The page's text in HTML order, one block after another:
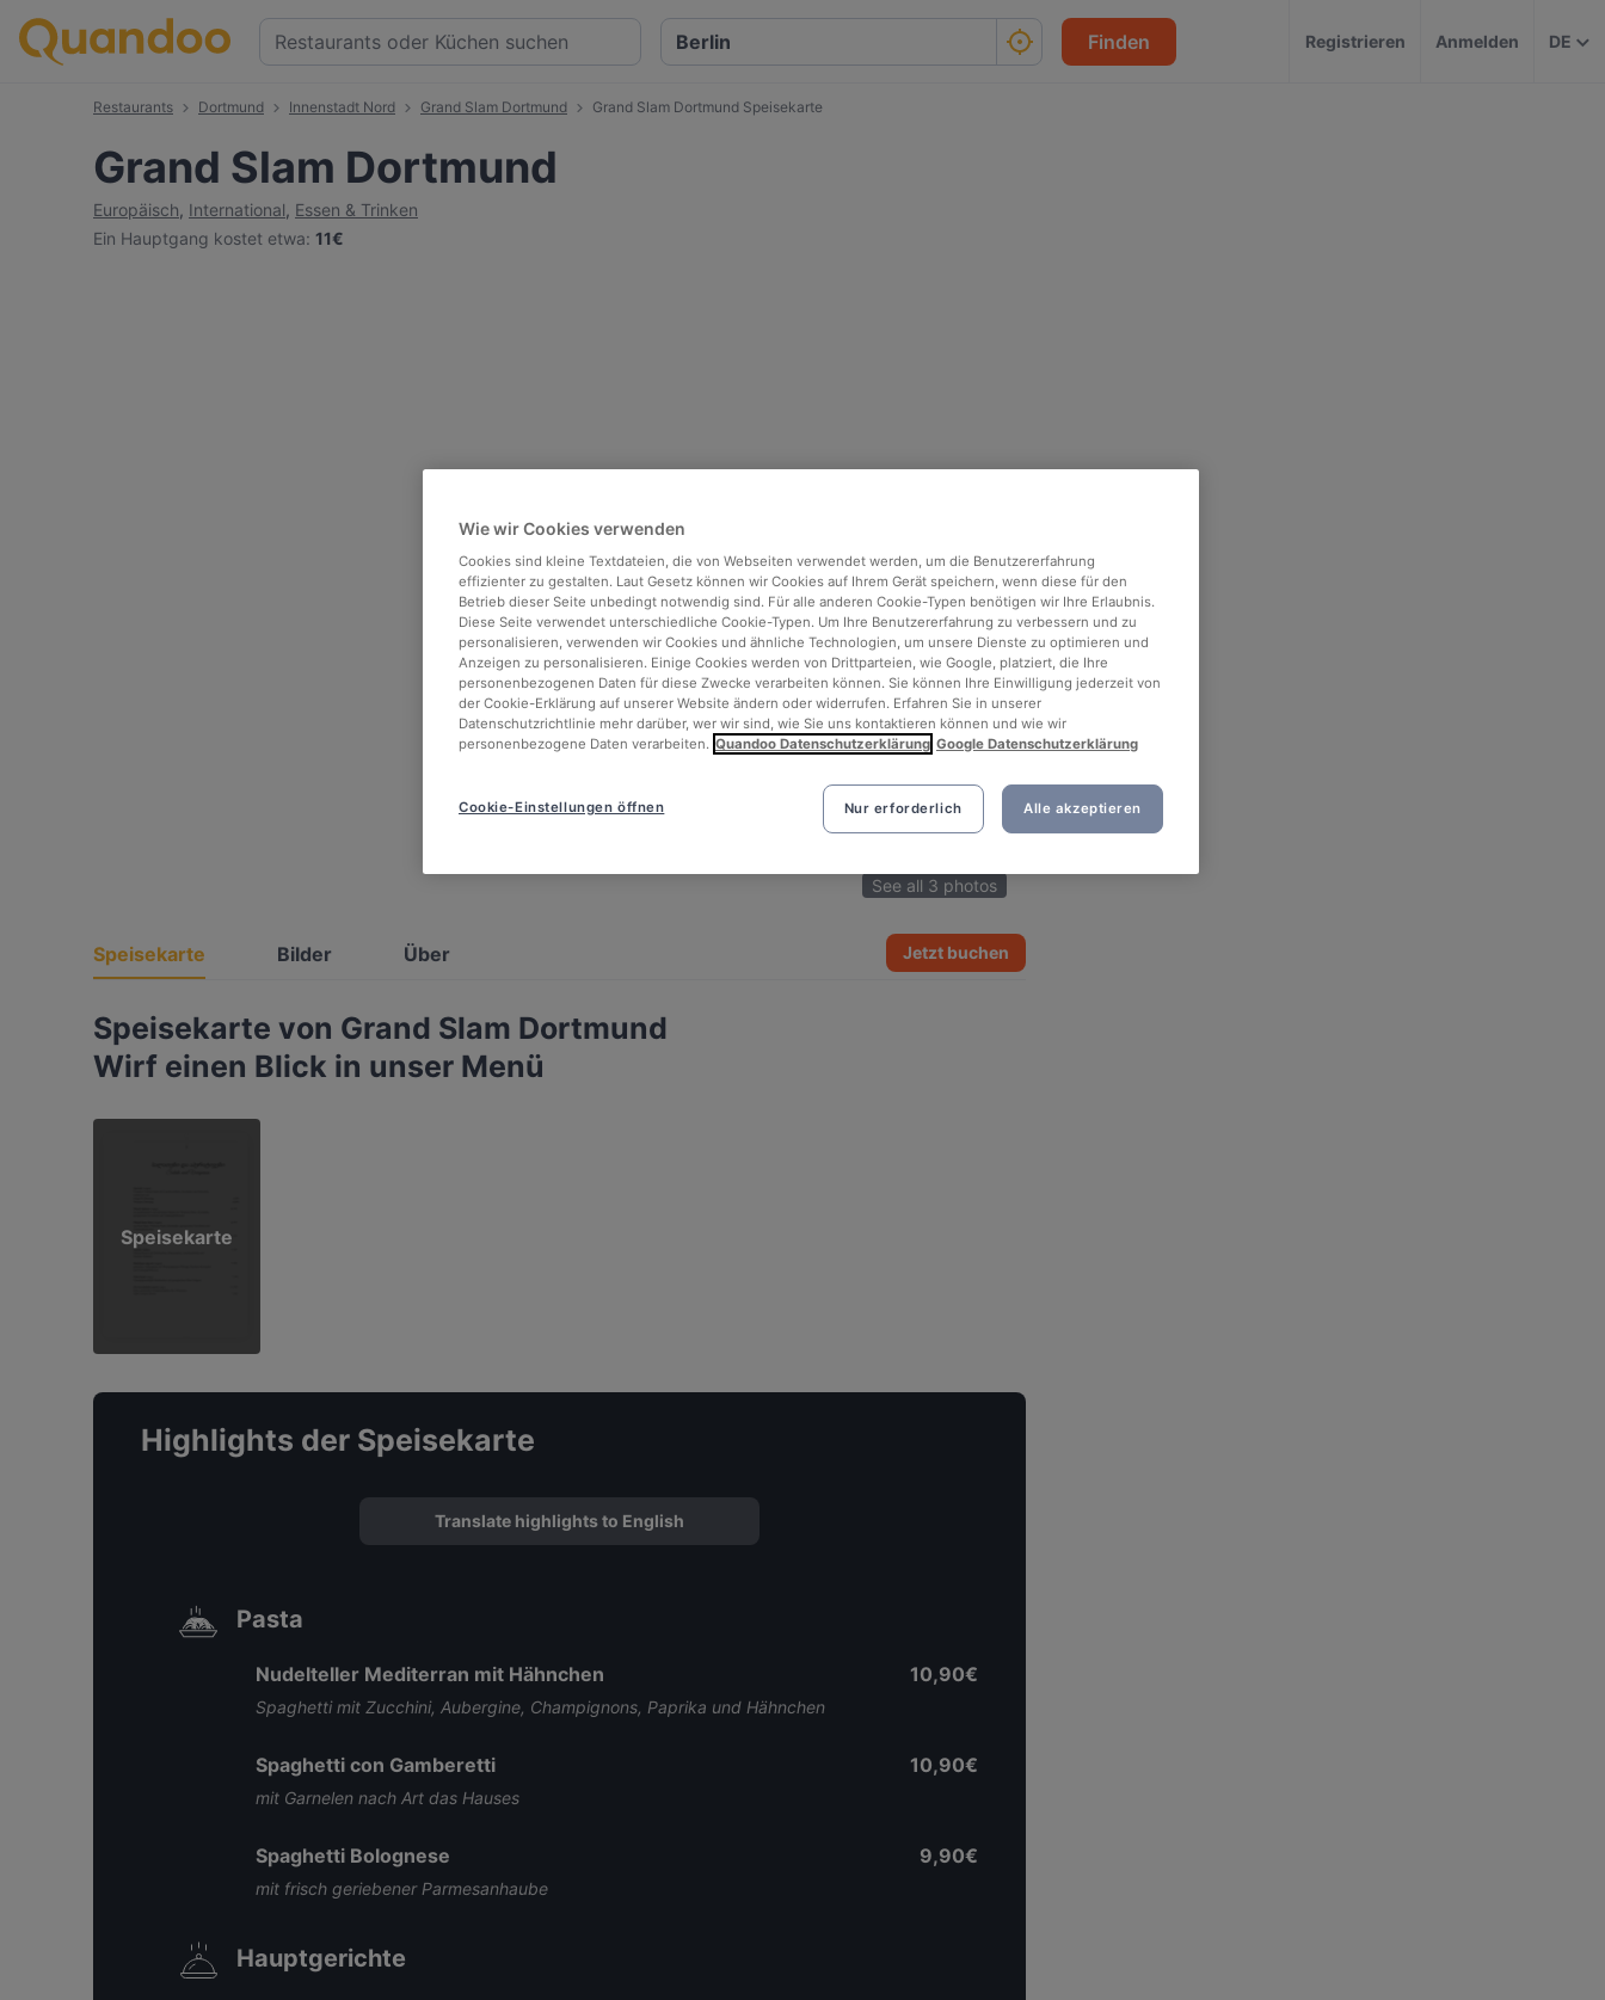
Finden Registrieren Anmelden DE
Restaurants Dortmund Innenstadt Nord Grand Slam Dortmund Grand Slam Dortmund Speisekarte
Grand Slam Dortmund
Europäisch, International, Essen & Trinken
Ein Hauptgang kostet etwa: 11€
See all 3 photos
Speisekarte Bilder Über Jetzt buchen
Speisekarte von Grand Slam Dortmund
Wirf einen Blick in unser Menü
Speisekarte
Highlights der Speisekarte
Translate highlights to English
Pasta
Nudelteller Mediterran mit Hähnchen
Spaghetti mit Zucchini, Aubergine, Champignons, Paprika und Hähnchen
10,90€
Spaghetti con Gamberetti
mit Garnelen nach Art das Hauses
10,90€
Spaghetti Bolognese
mit frisch geriebener Parmesanhaube
9,90€
Hauptgerichte
Wie wir Cookies verwenden
Cookies sind kleine Textdateien, die von Webseiten verwendet werden, um die Benutzererfahrung
effizienter zu gestalten. Laut Gesetz können wir Cookies auf Ihrem Gerät speichern, wenn diese für den
Betrieb dieser Seite unbedingt notwendig sind. Für alle anderen Cookie-Typen benötigen wir Ihre Erlaubnis.
Diese Seite verwendet unterschiedliche Cookie-Typen. Um Ihre Benutzererfahrung zu verbessern und zu
personalisieren, verwenden wir Cookies und ähnliche Technologien, um unsere Dienste zu optimieren und
Anzeigen zu personalisieren. Einige Cookies werden von Drittparteien, wie Google, platziert, die Ihre
personenbezogenen Daten für diese Zwecke verarbeiten können. Sie können Ihre Einwilligung jederzeit von
der Cookie-Erklärung auf unserer Website ändern oder widerrufen. Erfahren Sie in unserer
Datenschutzrichtlinie mehr darüber, wer wir sind, wie Sie uns kontaktieren können und wie wir
personenbezogene Daten verarbeiten. Quandoo Datenschutzerklärung Google Datenschutzerklärung
Nur erforderlich Alle akzeptieren
Cookie-Einstellungen öffnen